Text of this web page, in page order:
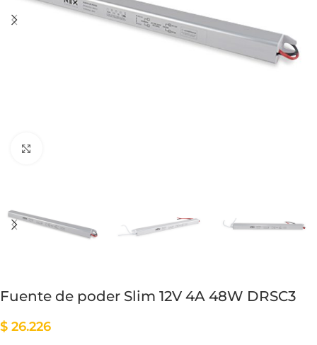
Fuente de poder Slim 12V 4A 48W DRSC3
$ 26.226